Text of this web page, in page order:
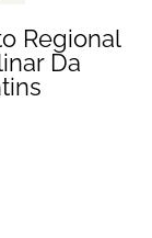
Regional
Da